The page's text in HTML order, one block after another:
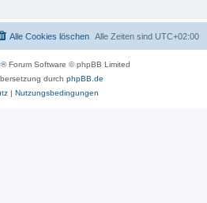
Alle Zeiten sind UTC+02:00
Alle Cookies löschen
® Forum Software © phpBB Limited
durch phpBB.de
| Nutzungsbedingungen